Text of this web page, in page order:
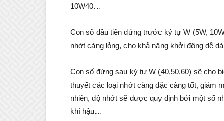
10W40…
Con số đầu tiên đứng trước ký tự W (5W,
nhớt càng lỏng, cho khả năng khởi động dễ
Con số đứng sau ký tự W (40,50,60) sẽ cho
thuyết các loại nhớt càng đặc càng tốt, giảm
nhiên, độ nhớt sẽ được quy định bởi một số
khí hậu…